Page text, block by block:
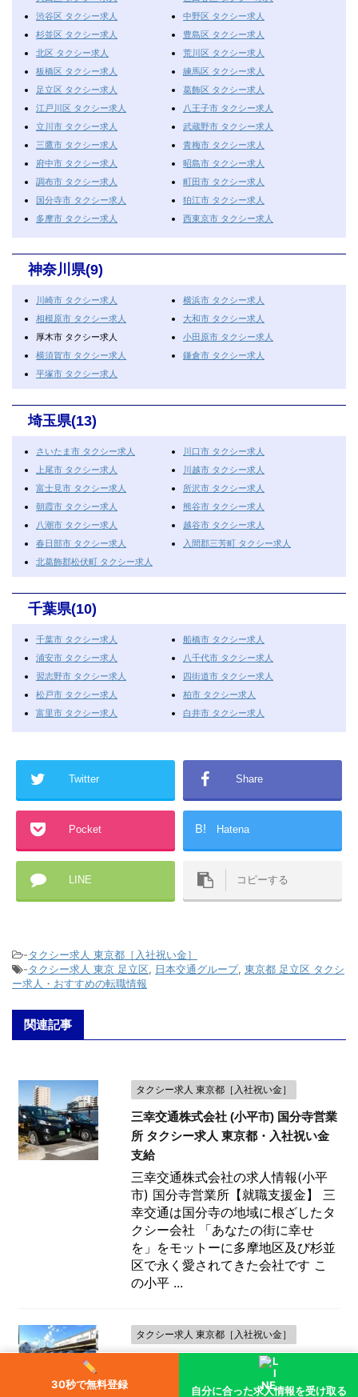
渋谷区 タクシー求人
中野区 タクシー求人
杉並区 タクシー求人
豊島区 タクシー求人
北区 タクシー求人
荒川区 タクシー求人
板橋区 タクシー求人
練馬区 タクシー求人
足立区 タクシー求人
葛飾区 タクシー求人
江戸川区 タクシー求人
八王子市 タクシー求人
立川市 タクシー求人
武蔵野市 タクシー求人
三鷹市 タクシー求人
青梅市 タクシー求人
府中市 タクシー求人
昭島市 タクシー求人
調布市 タクシー求人
町田市 タクシー求人
国分寺市 タクシー求人
狛江市 タクシー求人
多摩市 タクシー求人
西東京市 タクシー求人
神奈川県(9)
川崎市 タクシー求人
横浜市 タクシー求人
相模原市 タクシー求人
大和市 タクシー求人
厚木市 タクシー求人
小田原市 タクシー求人
横須賀市 タクシー求人
鎌倉市 タクシー求人
平塚市 タクシー求人
埼玉県(13)
さいたま市 タクシー求人
川口市 タクシー求人
上尾市 タクシー求人
川越市 タクシー求人
富士見市 タクシー求人
所沢市 タクシー求人
朝霞市 タクシー求人
熊谷市 タクシー求人
八潮市 タクシー求人
越谷市 タクシー求人
春日部市 タクシー求人
入間郡三芳町 タクシー求人
北葛飾郡松伏町 タクシー求人
千葉県(10)
千葉市 タクシー求人
船橋市 タクシー求人
浦安市 タクシー求人
八千代市 タクシー求人
習志野市 タクシー求人
四街道市 タクシー求人
松戸市 タクシー求人
柏市 タクシー求人
富里市 タクシー求人
白井市 タクシー求人
Twitter Share
Pocket B! Hatena
LINE コピーする
-タクシー求人 東京都［入社祝い金］
-タクシー求人 東京 足立区, 日本交通グループ, 東京都 足立区 タクシ
ー求人・おすすめの転職情報
関連記事
タクシー求人 東京都［入社祝い金］
三幸交通株式会社 (小平市) 国分寺営業
所 タクシー求人 東京都・入社祝い金
支給
三幸交通株式会社の求人情報(小平
市) 国分寺営業所【就職支援金】 三
幸交通は国分寺の地域に根ざしたタ
クシー会社 「あなたの街に幸せ
を」をモットーに多摩地区及び杉並
区で永く愛されてきた会社です こ
の小平 ...
タクシー求人 東京都［入社祝い金］
荏原交通株式会社 (品川区) 本社営業所
タクシー求人 東京都・入社祝い金支給
30秒で無料登録
自分に合った求人情報を受け取る